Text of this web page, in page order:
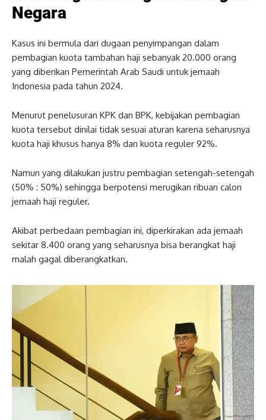
Negara
Kasus ini bermula dari dugaan penyimpangan dalam
pembagian kuota tambahan haji sebanyak 20.000 orang
yang diberikan Pemerintah Arab Saudi untuk jemaah
Indonesia pada tahun 2024.
Menurut penelusuran KPK dan BPK, kebijakan pembagian
kuota tersebut dinilai tidak sesuai aturan karena seharusnya
kuota haji khusus hanya 8% dan kuota reguler 92%.
Namun yang dilakukan justru pembagian setengah-setengah
(50% : 50%) sehingga berpotensi merugikan ribuan calon
jemaah haji reguler.
Akibat perbedaan pembagian ini, diperkirakan ada jemaah
sekitar 8.400 orang yang seharusnya bisa berangkat haji
malah gagal diberangkatkan.